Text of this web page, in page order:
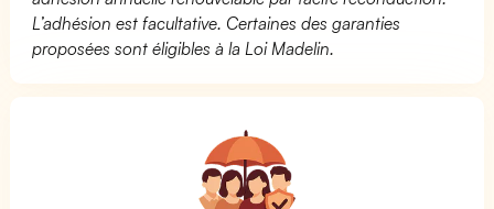
L’adhésion est facultative. Certaines des garanties
proposées sont éligibles à la Loi Madelin.